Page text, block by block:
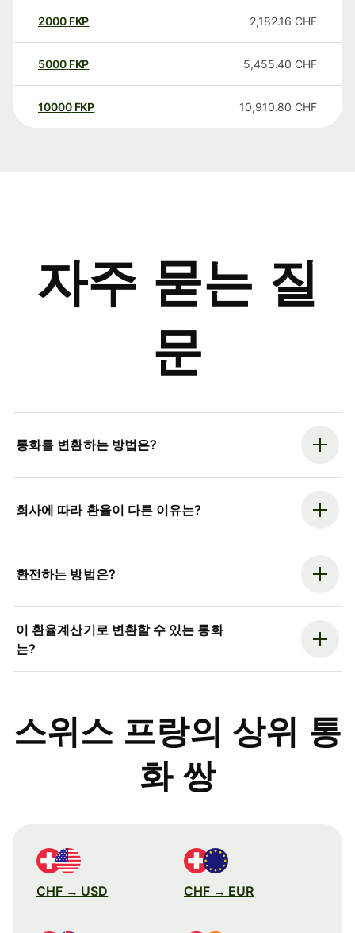
2000 FKP 2,182.16 CHF
5000 FKP 5,455.40 CHF
10000 FKP 10,910.80 CHF
자주 묻는 질
문
통화를 변환하는 방법은?
회사에 따라 환율이 다른 이유는?
환전하는 방법은?
이 환율계산기로 변환할 수 있는 통화
는?
스위스 프랑의 상위 통
화 쌍
CHF → USD CHF → EUR